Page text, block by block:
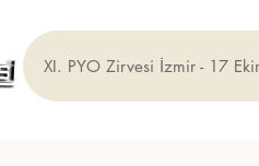
XI. PYO Zirvesi İzmir - 17